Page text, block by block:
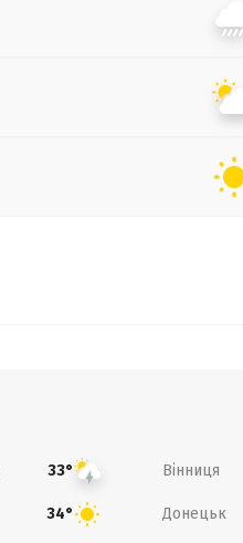
33° Вінниця
34° Донецьк